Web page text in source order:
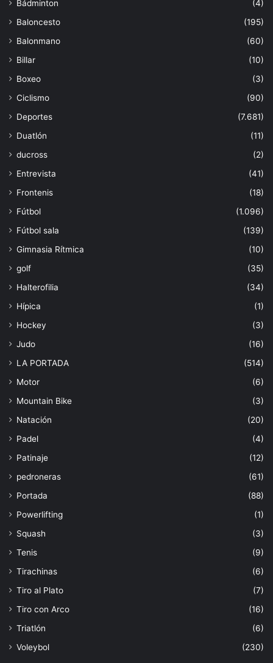
Bádminton
(4)
Baloncesto
(195)
Balonmano
(60)
Billar
(10)
Boxeo
(3)
Ciclismo
(90)
Deportes
(7.681)
Duatlón
(11)
ducross
(2)
Entrevista
(41)
Frontenis
(18)
Fútbol
(1.096)
Fútbol sala
(139)
Gimnasia Rítmica
(10)
golf
(35)
Halterofilia
(34)
Hípica
(1)
Hockey
(3)
Judo
(16)
LA PORTADA
(514)
Motor
(6)
Mountain Bike
(3)
Natación
(20)
Padel
(4)
Patinaje
(12)
pedroneras
(61)
Portada
(88)
Powerlifting
(1)
Squash
(3)
Tenis
(9)
Tirachinas
(6)
Tiro al Plato
(7)
Tiro con Arco
(16)
Triatlón
(6)
Voleybol
(230)